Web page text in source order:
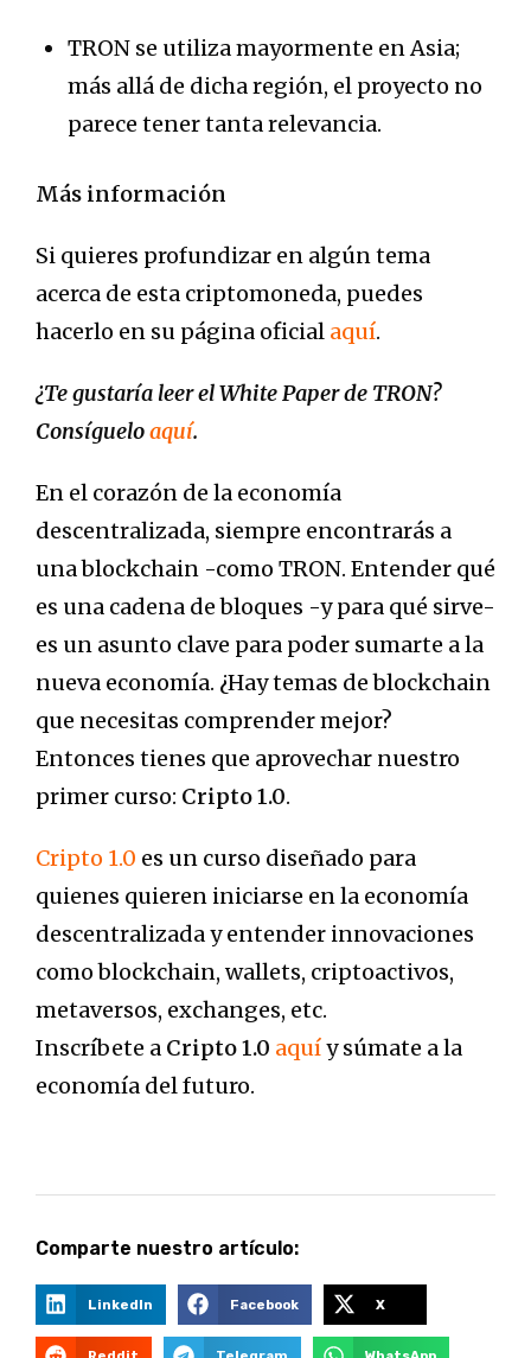
TRON se utiliza mayormente en Asia;
más allá de dicha región, el proyecto no
parece tener tanta relevancia.
Más información
Si quieres profundizar en algún tema
acerca de esta criptomoneda, puedes
hacerlo en su página oficial aquí.
¿Te gustaría leer el White Paper de TRON?
Consígueloaquí.
En el corazón de la economía
descentralizada, siempre encontrarás a
una blockchain -como TRON. Entender qué
es una cadena de bloques -y para qué sirve-
es un asunto clave para poder sumarte a la
nueva economía. ¿Hay temas de blockchain
que necesitas comprender mejor?
Entonces tienes que aprovechar nuestro
primer curso: Cripto 1.0.
Cripto 1.0 es un curso diseñado para
quienes quieren iniciarse en la economía
descentralizada y entender innovaciones
como blockchain, wallets, criptoactivos,
metaversos, exchanges, etc.
Inscríbete a Cripto 1.0 aquíy súmate a la
economía del futuro.
Comparte nuestro artículo:
LinkedIn Facebook X